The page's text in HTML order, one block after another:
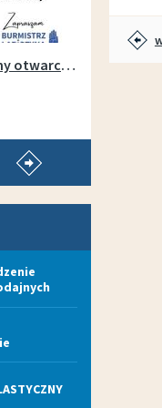
artykuł
Kort tenisowy - godziny otwarcia w sezonie 2026